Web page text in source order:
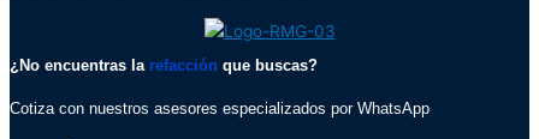
¿No encuentras la refacción que buscas?
Cotiza con nuestros asesores especializados por WhatsApp